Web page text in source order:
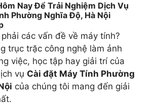
Nay Để Trải Nghiệm Dịch Vụ
Phường Nghĩa Độ, Hà Nội
các vấn đề về máy tính?
trục trặc công nghệ làm ảnh
việc, học tập hay giải trí của
vụ Cài đặt Máy Tính Phường
của chúng tôi mang đến giải